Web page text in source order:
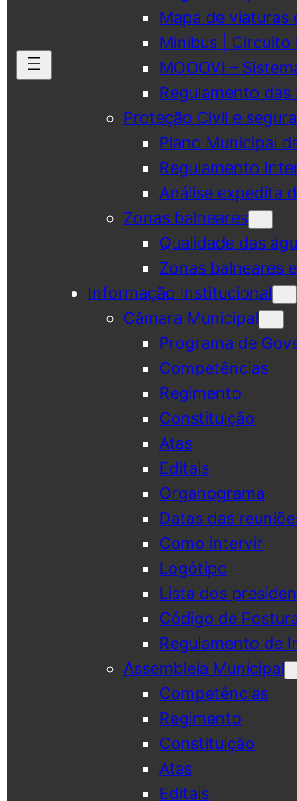
Mapa de viaturas
Minibus | Circuito
MOOOVI –
Regulamento
Proteção Civil e
Plano Municipal
Regulamento
Análise expedita
Zonas balneares
Qualidade das
Zonas balneares
Informação Institucional
Câmara Municipal
Programa de
Competências
Regimento
Constituição
Atas
Editais
Organograma
Datas das
Como intervir
Logótipo
Lista dos
Código de
Regulamento de
Assembleia Municipal
Competências
Regimento
Constituição
Atas
Editais